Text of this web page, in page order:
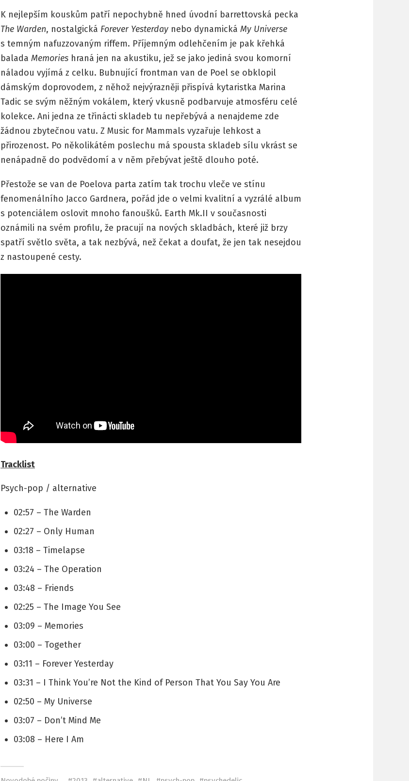
K nejlepším kouskům patří nepochybně hned úvodní barrettovská pecka
The Warden, nostalgická Forever Yesterday nebo dynamická My Universe
s temným nafuzzovaným riffem. Příjemným odlehčením je pak křehká
balada Memories hraná jen na akustiku, jež se jako jediná svou komorní
náladou vyjímá z celku. Bubnující frontman van de Poel se obklopil
dámským doprovodem, z něhož nejvýrazněji přispívá kytaristka Marina
Tadic se svým něžným vokálem, který vkusně podbarvuje atmosféru celé
kolekce. Ani jedna ze třinácti skladeb tu nepřebývá a nenajdeme zde
žádnou zbytečnou vatu. Z Music for Mammals vyzařuje lehkost a
přirozenost. Po několikátém poslechu má spousta skladeb sílu vkrást se
nenápadně do podvědomí a v něm přebývat ještě dlouho poté.
Přestože se van de Poelova parta zatím tak trochu vleče ve stínu
fenomenálního Jacco Gardnera, pořád jde o velmi kvalitní a vyzrálé album
s potenciálem oslovit mnoho fanoušků. Earth Mk.II v současnosti
oznámili na svém profilu, že pracují na nových skladbách, které již brzy
spatří světlo světa, a tak nezbývá, než čekat a doufat, že jen tak nesejdou
z nastoupené cesty.
Tracklist
Psych-pop / alternative
02:57 – The Warden
02:27 – Only Human
03:18 – Timelapse
03:24 – The Operation
03:48 – Friends
02:25 – The Image You See
03:09 – Memories
03:00 – Together
03:11 – Forever Yesterday
03:31 – I Think You’re Not the Kind of Person That You Say You Are
02:50 – My Universe
03:07 – Don’t Mind Me
03:08 – Here I Am